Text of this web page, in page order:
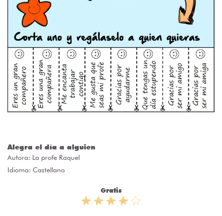
Alegra el día a alguien
Autora: La profe Raquel
Idioma: Castellano
Gratis